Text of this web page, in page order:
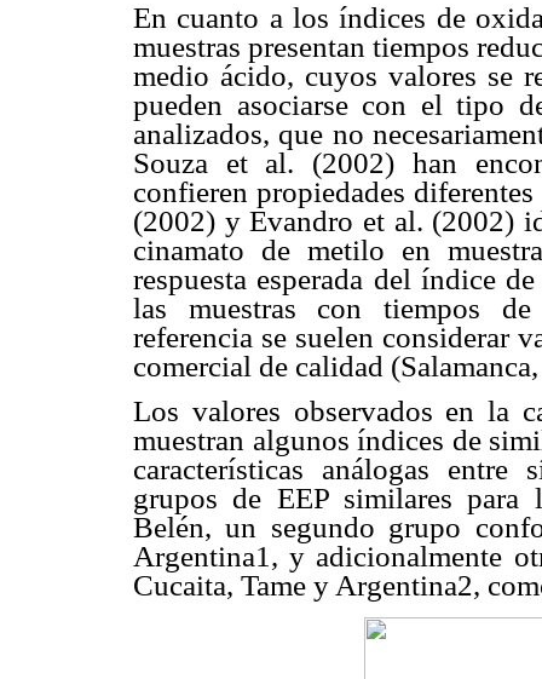
En cuanto a los índices de
muestras presentan tiempos
medio ácido, cuyos valores se
pueden asociarse con el tipo
analizados, que no
Souza et al. (2002) han
confieren propiedades
(2002) y Evandro et al. (2002)
cinamato de metilo en
respuesta esperada del índice
las muestras con tiempos
referencia se suelen considerar
comercial de calidad
Los valores observados en la
muestran algunos índices de
características análogas
grupos de EEP similares para
Belén, un segundo grupo
Argentina1, y adicionalmente
Cucaita, Tame y Argentina2,